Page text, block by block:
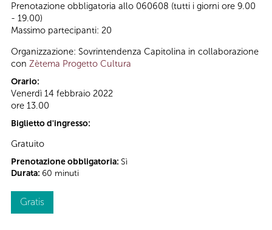
Prenotazione obbligatoria allo 060608 (tutti i giorni ore 9.00
- 19.00)
Massimo partecipanti: 20
Organizzazione: Sovrintendenza Capitolina in collaborazione
con Zètema Progetto Cultura
Orario:
Venerdì 14 febbraio 2022
ore 13.00
Biglietto d'ingresso:
Gratuito
Prenotazione obbligatoria: Sì
Durata: 60 minuti
Gratis